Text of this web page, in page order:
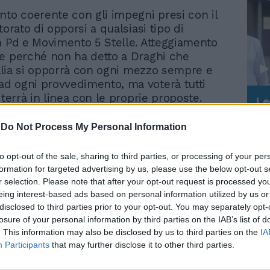
Do Not Process My Personal Information
opt-out of the sale, sharing to third parties, or processing of your
for targeted advertising by us, please use the below opt-out
selection. Please note that after your opt-out request is processed
interest-based ads based on personal information utilized by us
to third parties prior to your opt-out. You may separately
of your personal information by third parties on the IAB’s list of
This information may also be disclosed by us to third parties on the
Participants that may further disclose it to other third parties.
coerente con gli impegni presi con il
di opporsi a qualsiasi tipo di
e Movimento 5 Stelle. Atteggiamento
perché non ha detto a Draghi che
si opporrà con ogni mezzo sempre e
ogni provvedimento, ma voterà tutti
in linea con le proprie proposte.
al governo Draghi ci sembra un
chi vorrebbe demonizzare Fratelli
ancora di poter dare patenti
tipo. Simili giochini lasciamoli a
Gad Lerner e simili. Destra di governo
di inciucio. La destra di governo è quella
14 regioni con i suoi assessori a
di Lega e Forza Italia. Inoltre in una
il ruolo dell’opposizione è fondamentale
Rudy Giuliani a Come States?
Trump, Meloni e la strategia